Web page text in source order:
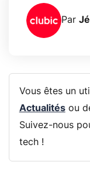
Par
Vous êtes un
Actualitésou
Suivez-nous
tech !